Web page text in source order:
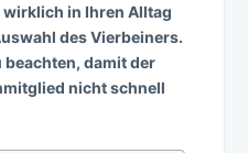
in Ihren Alltag
des Vierbeiners.
damit der
nicht schnell